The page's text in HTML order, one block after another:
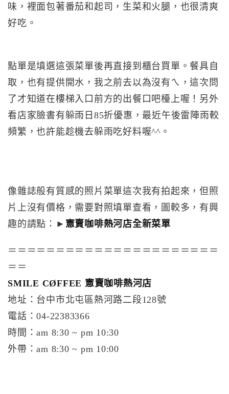
味，裡面包著番茄和起司，生菜和火腿，也很清爽
好吃。
點單是填選這張菜單後再直接到櫃台買單。餐具自
取，也有提供開水，我之前去以為沒有ㄟ，這次問
了才知道在樓梯入口前方的出餐口吧檯上喔！另外
看店家臉書有躲雨日85折優惠，最近午後雷陣雨較
頻繁，也許能趁機去躲雨吃好料喔^^。
像雜誌般有質感的照片菜單這次我有拍起來，但照
片上沒有價格，需要對照填單查看，圖較多，有興
趣的請點：► 憲賣咖啡熱河店全新菜單
＝＝＝＝＝＝＝＝＝＝＝＝＝＝＝＝＝＝＝＝＝＝
＝＝
SMILE CØFFEE 憲賣咖啡熱河店
地址：台中市北屯區熱河路二段128號
電話：04-22383366
時間：am 8:30 ~ pm 10:30
外帶：am 8:30 ~ pm 10:00